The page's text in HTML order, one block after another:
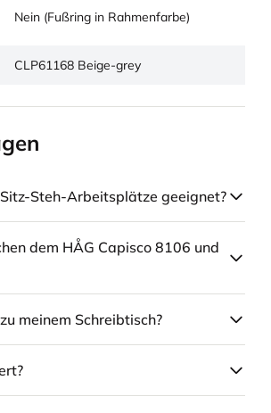
Nein (Fußring in Rahmenfarbe)
CLP61168 Beige-grey
Steh-Arbeitsplätze geeignet?
dem HÅG Capisco 8106 und
meinem Schreibtisch?